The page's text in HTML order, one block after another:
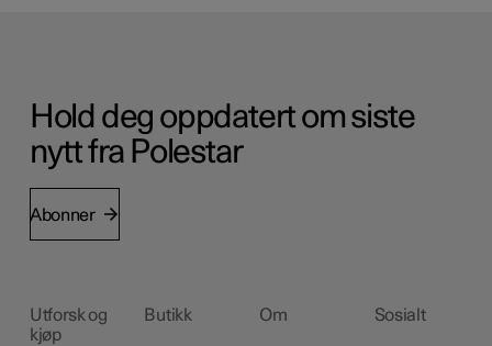
Hold deg oppdatert om siste
nytt fra Polestar
Abonner
Utforsk og
kjøp
Butikk Om Sosialt